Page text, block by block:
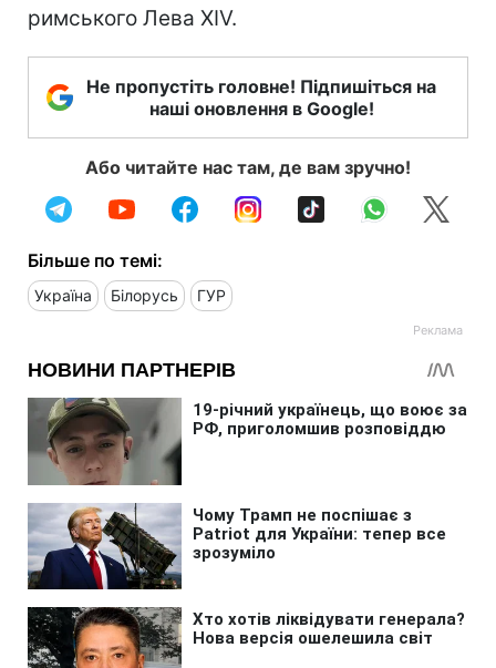
римського Лева XIV.
Не пропустіть головне! Підпишіться на
наші оновлення в Google!
Або читайте нас там, де вам зручно!
Більше по темі:
Україна Білорусь ГУР